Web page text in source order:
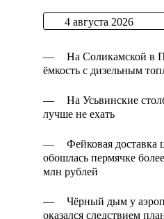
4 августа 2026
—
На Соликамской в
ёмкость с дизельным
—
На Усьвинские
лучше не ехать
—
Фейковая доставка
обошлась пермячке
млн рублей
—
Чёрный дым у
оказался следствием